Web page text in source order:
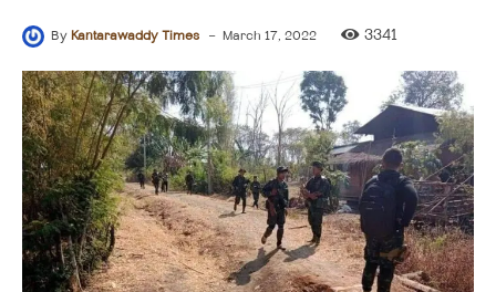
ByKantarawaddy Times - March 17, 2022 3341